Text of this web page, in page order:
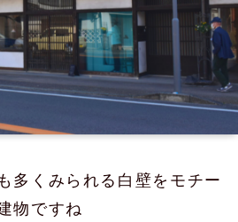
多くみられる白壁をモチー
物ですね